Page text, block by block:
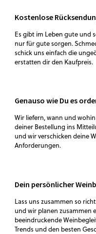
üppige Fruchtigkeit,
Die Doppelmagnum lädt
gemeinsam zu
Kostenlose
Es gibt im Leben gute und
nur für gute sorgen.
schick uns einfach die
erstatten dir den Kaufpreis.
Genauso wie Du es
Wir liefern, wann und
deiner Bestellung ins
und wir verschicken deine
Anforderungen.
Dein persönlicher
Lass uns zusammen so
und wir planen zusammen
beeindruckende
Trends und den besten